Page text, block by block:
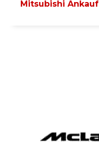
Mitsubishi Ankauf